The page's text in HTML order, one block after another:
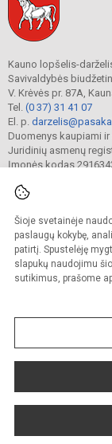
Šioje svetainėje
paslaugų kokybę,
patirtį. Spustelėję
slapukų naudojimu
sutikimus, prašome
Kauno lopšelis-
Savivaldybės
V. Krėvės pr. 87A,
Tel. (0 37) 31 41 07
El. p.
Duomenys kaupiami
Juridinių asmenų
Įmonės kodas
© 2022. Kauno
Kopijuoti turinį be
Sumanus